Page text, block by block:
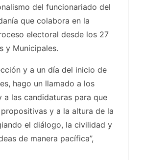
del funcionariado del
que colabora en la
electoral desde los 27
y Municipales.
y a un día del inicio de
hago un llamado a los
las candidaturas para que
y a la altura de la
el diálogo, la civilidad y
de manera pacífica”,